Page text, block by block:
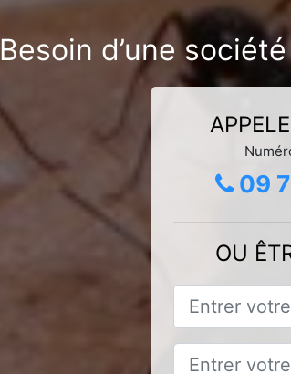
Besoin d’une
09
OU